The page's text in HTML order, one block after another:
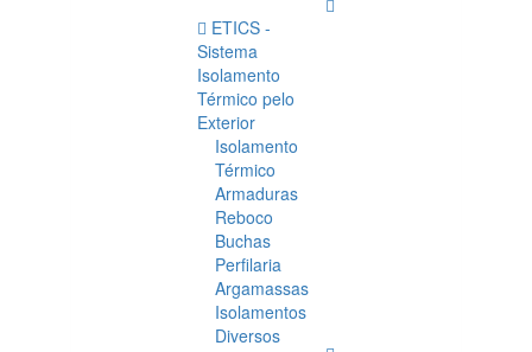
ETICS -
Sistema
Isolamento
Térmico pelo
Exterior
Isolamento
Térmico
Armaduras
Reboco
Buchas
Perfilaria
Argamassas
Isolamentos
Diversos